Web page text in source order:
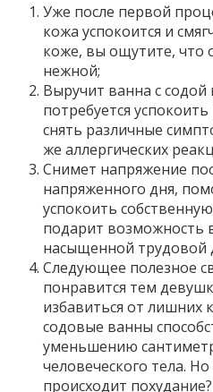
Уже после первой
кожа успокоится и
коже, вы ощутите, что
нежной;
Выручит ванна с содой
потребуется
снять различные
же аллергических
Снимет напряжение
напряженного дня,
успокоить
подарит возможность
насыщенной трудовой
Следующее полезное
понравится тем
избавиться от лишних
содовые ванны
уменьшению
человеческого тела. Но
происходит